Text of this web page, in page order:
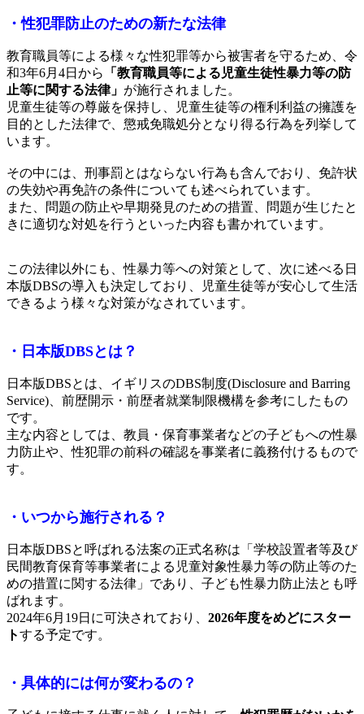
・性犯罪防止のための新たな法律
教育職員等による様々な性犯罪等から被害者を守るため、令
和3年6月4日から
「教育職員等による児童生徒性暴力等の防
止等に関する法律」 が施行されました。
児童生徒等の尊厳を保持し、児童生徒等の権利利益の擁護を
目的とした法律で、懲戒免職処分となり得る行為を列挙して
います。
その中には、刑事罰とはならない行為も含んでおり、免許状
の失効や再免許の条件についても述べられています。
また、問題の防止や早期発見のための措置、問題が生じたと
きに適切な対処を行うといった内容も書かれています。
この法律以外にも、性暴力等への対策として、次に述べる日
本版DBSの導入も決定しており、児童生徒等が安心して生活
できるよう様々な対策がなされています。
・日本版DBSとは？
日本版DBSとは、イギリスのDBS制度(Disclosure and Barring
Service)、前歴開示・前歴者就業制限機構を参考にしたもの
です。
主な内容としては、教員・保育事業者などの子どもへの性暴
力防止や、性犯罪の前科の確認を事業者に義務付けるもので
す。
・いつから施行される？
日本版DBSと呼ばれる法案の正式名称は「学校設置者等及び
民間教育保育等事業者による児童対象性暴力等の防止等のた
めの措置に関する法律」であり、子ども性暴力防止法とも呼
ばれます。
2024年6月19日に可決されており、 2026年度をめどにスター
トする予定です。
・具体的には何が変わるの？